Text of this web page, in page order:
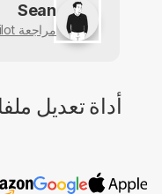
Sean
مراجعة Trustpilot (مترجمة من الإنجليزية)